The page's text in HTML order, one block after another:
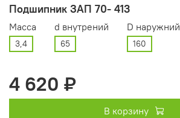
Подшипник ЗАП 70- 413
Масса
3,4
d внутрений
65
D наружний
160
4 620 ₽
В корзину